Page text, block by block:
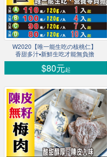
W2020【唯一能生吃の核桃仁】
香甜多汁▪新鮮生吃才能無負擔
$80元起